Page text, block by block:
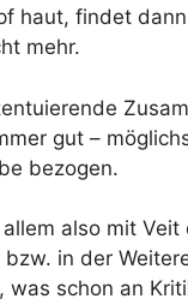
haut, findet
mehr.
gut –
bezogen.
also mit Veit
bzw. in der
was schon an